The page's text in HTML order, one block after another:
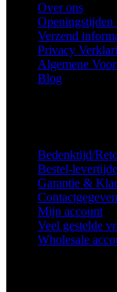
Over ons
Openingstijden
Verzend
Privacy
Algemene
Blog
Bedenktijd/
Bestel-
Garantie &
Mijn account
Veel gestelde
Wholesale